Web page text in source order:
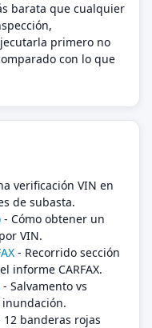
barata que cualquier
primero no
con lo que
verificación VIN en
de subasta.
- Cómo obtener un
VIN.
- Recorrido sección
informe CARFAX.
- Salvamento vs
12 banderas rojas